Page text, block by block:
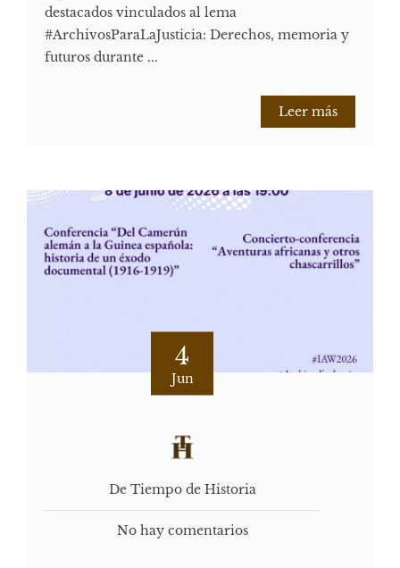
destacados vinculados al lema
#ArchivosParaLaJusticia: Derechos, memoria y
futuros durante ...
Leer más
4
Jun
De Tiempo de Historia
No hay comentarios